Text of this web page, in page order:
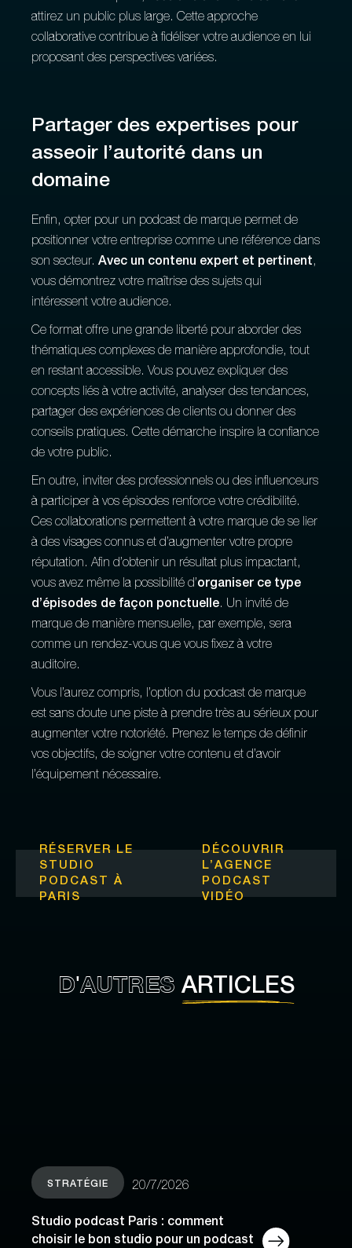
attirez un public plus large. Cette approche
collaborative contribue à fidéliser votre audience en lui
proposant des perspectives variées.
Partager des expertises pour
asseoir l’autorité dans un
domaine
Enfin, opter pour un podcast de marque permet de
positionner votre entreprise comme une référence dans
son secteur.Avec un contenu expert et pertinent,
vous démontrez votre maîtrise des sujets qui
intéressent votre audience.
Ce format offre une grande liberté pour aborder des
thématiques complexes de manière approfondie, tout
en restant accessible. Vous pouvez expliquer des
concepts liés à votre activité, analyser des tendances,
partager des expériences de clients ou donner des
conseils pratiques. Cette démarche inspire la confiance
de votre public.
En outre, inviter des professionnels ou des influenceurs
à participer à vos épisodes renforce votre crédibilité.
Ces collaborations permettent à votre marque de se lier
à des visages connus et d’augmenter votre propre
réputation. Afin d’obtenir un résultat plus impactant,
vous avez même la possibilité d’organiser ce type
d’épisodes de façon ponctuelle. Un invité de
marque de manière mensuelle, par exemple, sera
comme un rendez-vous que vous fixez à votre
auditoire.
Vous l’aurez compris, l’option du podcast de marque
est sans doute une piste à prendre très au sérieux pour
augmenter votre notoriété. Prenez le temps de définir
vos objectifs, de soigner votre contenu et d’avoir
l’équipement nécessaire.
RÉSERVER LE
STUDIO
PODCAST À
PARIS
DÉCOUVRIR
L’ AGENCE
PODCAST
VIDÉO
D'AUTRES ARTICLES
STRATÉGIE 20/7/2026
Studio podcast Paris : comment
choisir le bon studio pour un podcast